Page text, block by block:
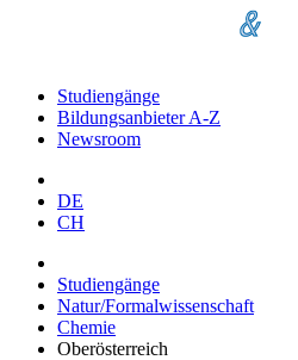
Studiengänge
Bildungsanbieter A-Z
Newsroom
DE
CH
Studiengänge
Natur/Formalwissenschaft
Chemie
Oberösterreich